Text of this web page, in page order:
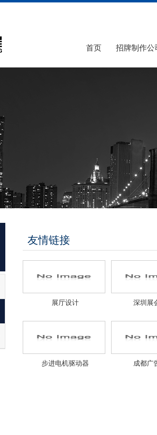
首页 招牌制作公
友情链接
展厅设计 深圳展
步进电机驱动器 成都广